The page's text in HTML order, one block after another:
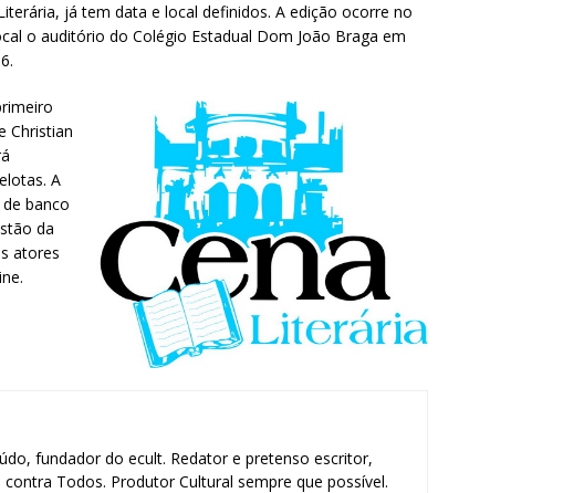
já tem data e local definidos. A edição ocorre no
o auditório do Colégio Estadual Dom João Braga em
Christian
A
banco
da
atores
fundador do ecult. Redator e pretenso escritor,
Todos. Produtor Cultural sempre que possível.